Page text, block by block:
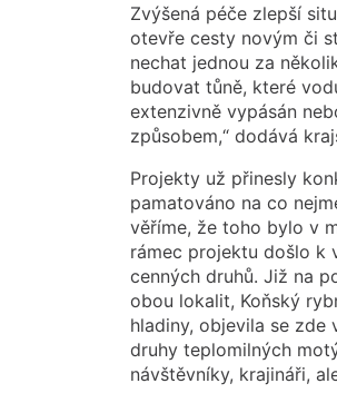
Zvýšená péče zlepší
otevře cesty novým či
nechat jednou za
budovat tůně, které
extenzivně vypásán
způsobem,“ dodává
Projekty už přinesly
pamatováno na co
věříme, že toho bylo v
rámec projektu došlo k
cenných druhů. Již na
obou lokalit, Koňský
hladiny, objevila se zde
druhy teplomilných
návštěvníky, krajináři,